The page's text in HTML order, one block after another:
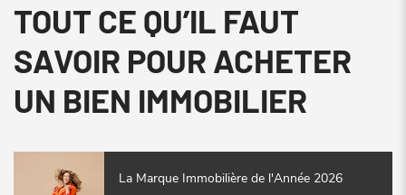
TOUT CE QU’IL FAUT
SAVOIR POUR ACHETER
UN BIEN IMMOBILIER
La Marque Immobilière de l'Année 2026